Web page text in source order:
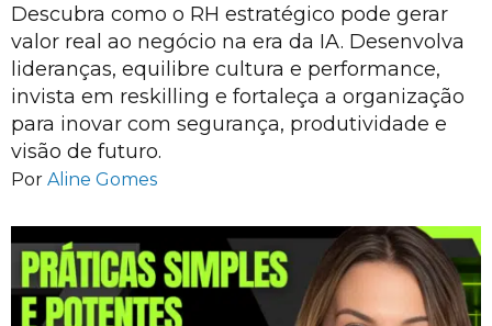
Descubra como o RH estratégico pode gerar
valor real ao negócio na era da IA. Desenvolva
lideranças, equilibre cultura e performance,
invista em reskilling e fortaleça a organização
para inovar com segurança, produtividade e
visão de futuro.
Por Aline Gomes